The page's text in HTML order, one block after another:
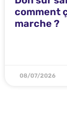
comment
marche ?
08/07/2026